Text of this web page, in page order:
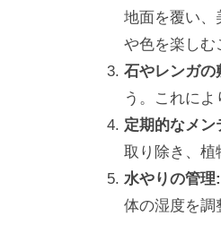
地面を覆い、
や色を楽しむ
石やレンガの
う。これによ
定期的なメン
取り除き、植
水やりの管理:
体の湿度を調